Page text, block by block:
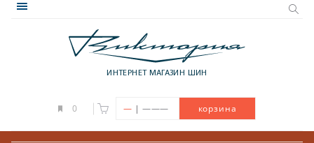
ИНТЕРНЕТ МАГАЗИН ШИН
0 — | ——— корзина